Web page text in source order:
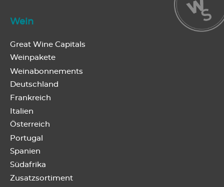
Wein
Great Wine Capitals
Weinpakete
Weinabonnements
Deutschland
Frankreich
Italien
Österreich
Portugal
Spanien
Südafrika
Zusatzsortiment